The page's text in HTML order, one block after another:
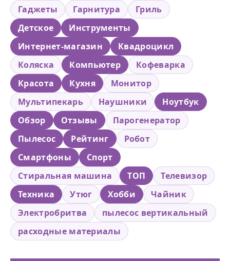
Гаджеты Гарнитура
Гриль
Детское
Инструменты
Интернет-магазин
Квадроцикл
Коляска
Компьютер
Кофеварка
Красота
Кухня
Монитор
Мультипекарь
Наушники
Ноутбук
Обзор
Отзывы
Парогенератор
Пылесос
Рейтинг
Робот
Смартфоны
Спорт
Стиральная машина
ТОП
Телевизор
Техника
Утюг Хобби
Чайник
Электробритва
пылесос вертикальный
расходные материалы